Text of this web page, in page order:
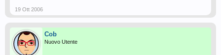
19 Ott 2006
Cob
Nuovo Utente